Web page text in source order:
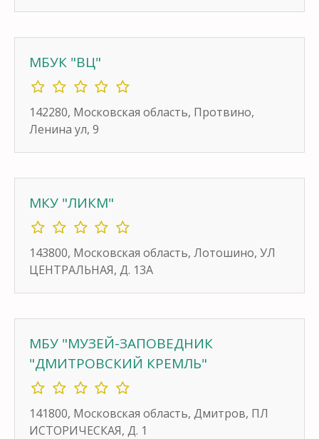
МБУК "ВЦ"
142280, Московская область, Протвино,
Ленина ул, 9
МКУ "ЛИКМ"
143800, Московская область, Лотошино, УЛ
ЦЕНТРАЛЬНАЯ, Д. 13А
МБУ "МУЗЕЙ-ЗАПОВЕДНИК
"ДМИТРОВСКИЙ КРЕМЛЬ"
141800, Московская область, Дмитров, ПЛ
ИСТОРИЧЕСКАЯ, Д. 1